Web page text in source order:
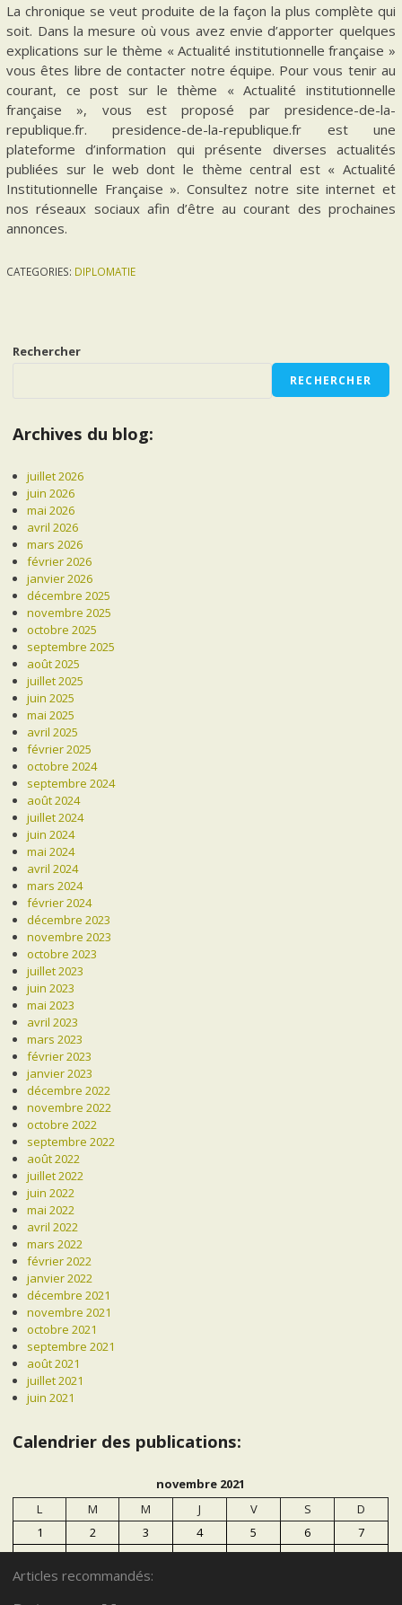
La chronique se veut produite de la façon la plus complète qui
soit. Dans la mesure où vous avez envie d’apporter quelques
explications sur le thème « Actualité institutionnelle française »
vous êtes libre de contacter notre équipe. Pour vous tenir au
courant, ce post sur le thème « Actualité institutionnelle
française », vous est proposé par presidence-de-la-
republique.fr. presidence-de-la-republique.fr est une
plateforme d’information qui présente diverses actualités
publiées sur le web dont le thème central est « Actualité
Institutionnelle Française ». Consultez notre site internet et
nos réseaux sociaux afin d’être au courant des prochaines
annonces.
CATEGORIES: DIPLOMATIE
Rechercher
RECHERCHER
Archives du blog:
juillet 2026
juin 2026
mai 2026
avril 2026
mars 2026
février 2026
janvier 2026
décembre 2025
novembre 2025
octobre 2025
septembre 2025
août 2025
juillet 2025
juin 2025
mai 2025
avril 2025
février 2025
octobre 2024
septembre 2024
août 2024
juillet 2024
juin 2024
mai 2024
avril 2024
mars 2024
février 2024
décembre 2023
novembre 2023
octobre 2023
juillet 2023
juin 2023
mai 2023
avril 2023
mars 2023
février 2023
janvier 2023
décembre 2022
novembre 2022
octobre 2022
septembre 2022
août 2022
juillet 2022
juin 2022
mai 2022
avril 2022
mars 2022
février 2022
janvier 2022
décembre 2021
novembre 2021
octobre 2021
septembre 2021
août 2021
juillet 2021
juin 2021
Calendrier des publications:
novembre 2021
L
M M J V S
D
1
2 3 4 5 6
7
8
9 10 11 12 13
14
15
16 17
Articles recommandés: